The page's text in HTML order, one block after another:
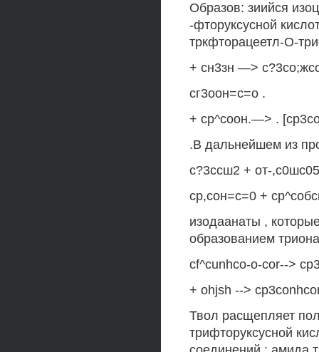
Образов: зиийся
-фторуксусной
тркфторацеетл-О-
+ сн3зн —>
сг3оон=с=о .
+ ср^соон.—> .
.В дальнейшем из
с?3ссш2 + от-
ср,сон=с=0 +
изодаанаты ,
образованием
cf^cunhco-o-cor-->
+ ohjsh -->
Твол расщепляет
трифторуксусной